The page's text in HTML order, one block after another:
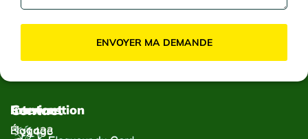
ENVOYER MA DEMANDE
Services
Élagage
Intervention
Élagage
Contact
1433